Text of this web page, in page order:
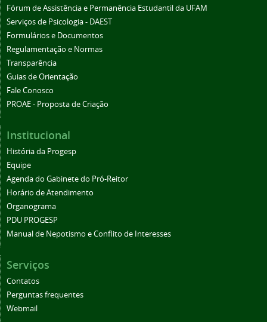
Fórum de Assistência e Permanência Estudantil da UFAM
Serviços de Psicologia - DAEST
Formulários e Documentos
Regulamentação e Normas
Transparência
Guias de Orientação
Fale Conosco
PROAE - Proposta de Criação
Institucional
História da Progesp
Equipe
Agenda do Gabinete do Pró-Reitor
Horário de Atendimento
Organograma
PDU PROGESP
Manual de Nepotismo e Conflito de Interesses
Serviços
Contatos
Perguntas frequentes
Webmail